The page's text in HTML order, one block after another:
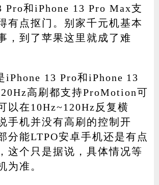
Pro和iPhone 13 Pro Max支
有点抠门。别家千元机基本
，到了苹果这里就成了难
iPhone 13 Pro和iPhone 13
高刷都支持ProMotion可
以在10Hz~120Hz反复横
手机并没有高刷的控制开
分能LTPO安卓手机还是有点
这个只是据说，具体情况等
为准。